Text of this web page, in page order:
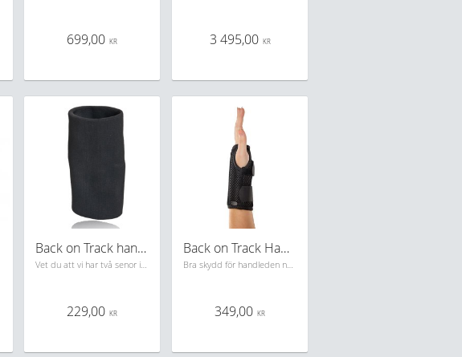
699,00 KR 3 495,00 KR
Back on Track handledsskydd
Vet du att vi har två senor i samma senskida just vid tumbasen, men inte på något annat ställe i kroppen? Detta gör att de två senorna kan skava mot varandra och en inflammation uppstår här lättare än i andra senskidor, speciellt vid hormonomställningar.
229,00 KR
Back on Track Handledsskydd med skena
Bra skydd för handleden när den behöver stabiliseras för att vila och återhämta sig samt öka cirkulationen. Svart.
349,00 KR